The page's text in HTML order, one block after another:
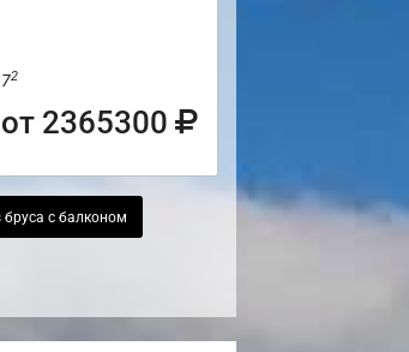
2
от 2365300
бруса с балконом